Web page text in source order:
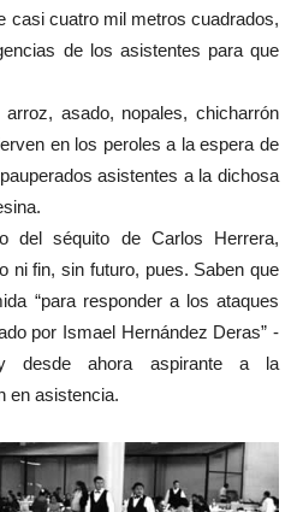
casi cuatro mil metros cuadrados,
de los asistentes para que
asado, nopales, chicharrón
en los peroles a la espera de
asistentes a la dichosa
del séquito de Carlos Herrera,
ni fin, sin futuro, pues. Saben que
“para responder a los ataques
por Ismael Hernández Deras” -
desde ahora aspirante a la
en asistencia.